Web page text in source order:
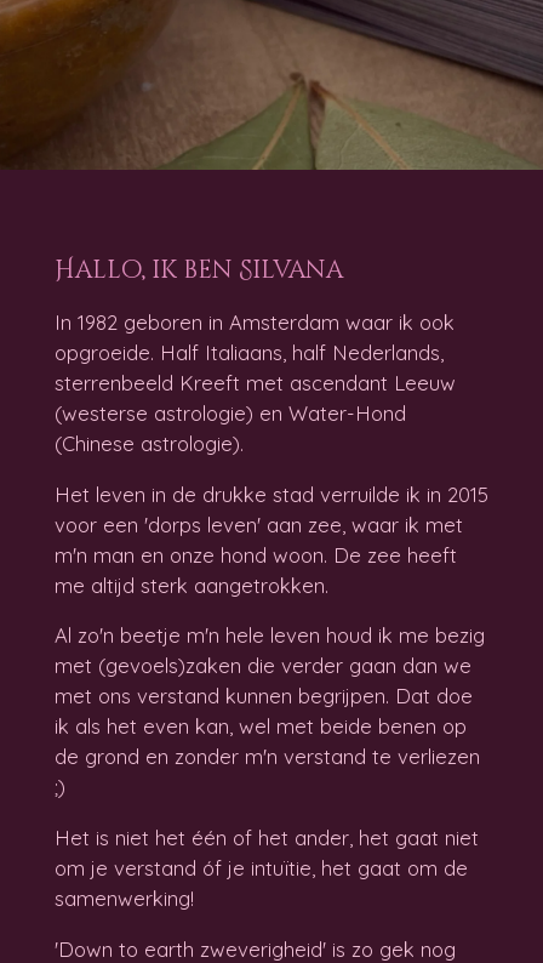
Hallo, ik ben Silvana
In 1982 geboren in Amsterdam waar ik ook
opgroeide. Half Italiaans, half Nederlands,
sterrenbeeld Kreeft met ascendant Leeuw
(westerse astrologie) en Water-Hond
(Chinese astrologie).
Het leven in de drukke stad verruilde ik in 2015
voor een 'dorps leven' aan zee, waar ik met
m'n man en onze hond woon. De zee heeft
me altijd sterk aangetrokken.
Al zo'n beetje m'n hele leven houd ik me bezig
met (gevoels)zaken die verder gaan dan we
met ons verstand kunnen begrijpen. Dat doe
ik als het even kan, wel met beide benen op
de grond en zonder m'n verstand te verliezen
;)
Het is niet het één of het ander, het gaat niet
om je verstand óf je intuïtie, het gaat om de
samenwerking!
'Down to earth zweverigheid' is zo gek nog